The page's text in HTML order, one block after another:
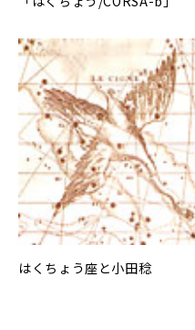
はくちょう座と小田稔